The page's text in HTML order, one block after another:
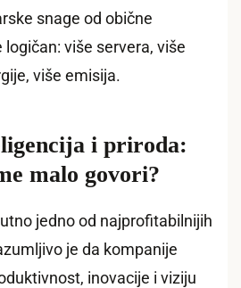
snage od obične
više servera, više
više emisija.
i priroda:
malo govori?
jedno od najprofitabilnijih
je da kompanije
inovacije i viziju